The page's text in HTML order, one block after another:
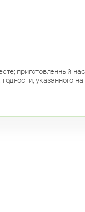
приготовленный
указанного